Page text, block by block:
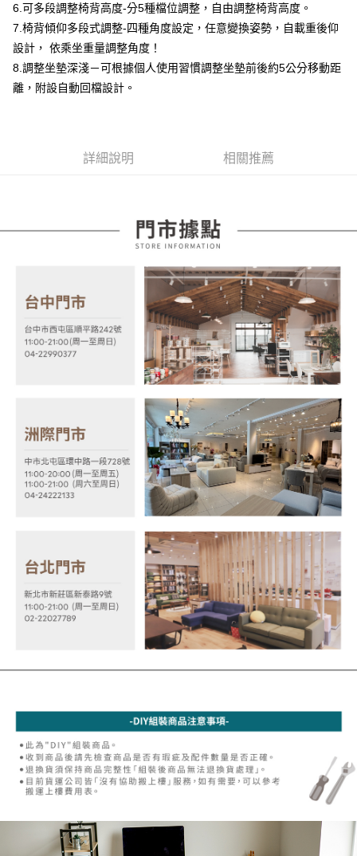
3.完整用戶服務條款，請詳閱以下連結：https://oppay.tw/userRule
【注意事項】
易，需依本服務之必要範圍內提供個人資料，並將交易相關給付款項請求債
權轉讓予恩沛科技股份有限公司。
２．關於個人資料處理事宜，請瀏覽以下網址：
https://aftee.tw/terms/#terms3
４．使用「AFTEE先享後付」時，將依據個別帳號之用戶狀況，依本公司即
時審查核予不同之上限額度；若仍有額度不足之情形，本公司將視審查結果
6.可多段調整椅背高度-分5種檔位調整，自由調整椅背高度。
7.椅背傾仰多段式調整-四種角度設定，任意變換姿勢，自載重後仰
設計， 依乘坐重量調整角度！
8.調整坐墊深淺－可根據個人使用習慣調整坐墊前後約5公分移動距
離，附設自動回檔設計。
詳細說明 相關推薦